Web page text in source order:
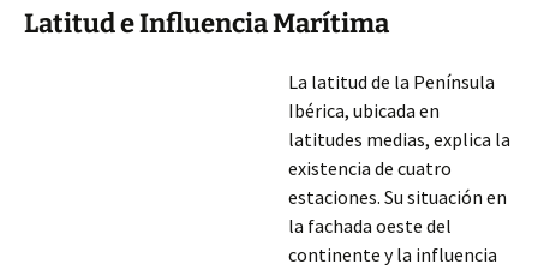
Latitud e Influencia Marítima
La latitud de la Península
Ibérica, ubicada en
latitudes medias, explica la
existencia de cuatro
estaciones. Su situación en
la fachada oeste del
continente y la influencia